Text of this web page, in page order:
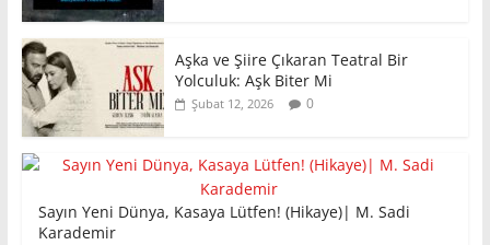
Aşka ve Şiire Çıkaran Teatral Bir
Yolculuk: Aşk Biter Mi
Şubat 12, 2026 0
Sayın Yeni Dünya, Kasaya Lütfen! (Hikaye)| M. Sadi
Karademir